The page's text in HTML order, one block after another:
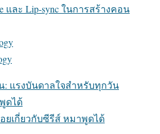
และ Lip-sync ในการสร้างคอน
: แรงบันดาลใจสำหรับทุกวัน
ดได้
ยเกี่ยวกับซีรีส์ หมาพูดได้